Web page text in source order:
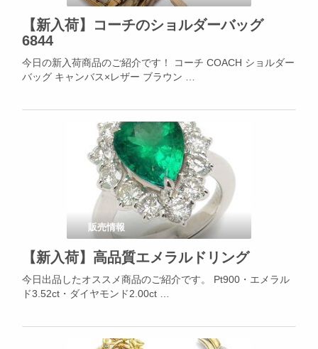
【新入荷】コーチのショルダーバッグ
6844
今日の新入荷商品のご紹介です！ コーチ COACH ショルダー
バッグ キャンバス×レザー ブラウン …
販売情報
【新入荷】高品質エメラルドリング
今日出品したオススメ商品のご紹介です。 Pt900・エメラル
ド3.52ct・ダイヤモンド2.00ct …